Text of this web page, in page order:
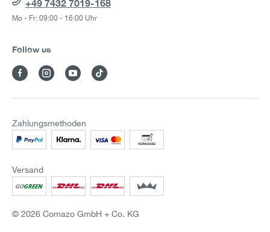
+49 7432 7019-168
Mo - Fr: 09:00 - 16:00 Uhr
Follow us
Zahlungsmethoden
Versand
© 2026 Comazo GmbH + Co. KG